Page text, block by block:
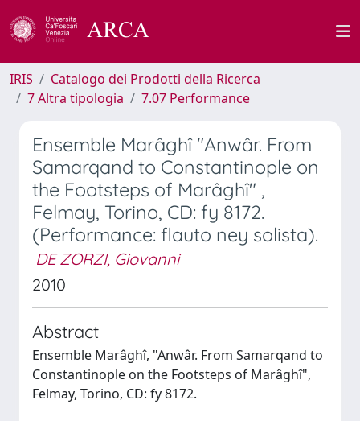
IRIS
Catalogo dei Prodotti della Ricerca
7 Altra tipologia
7.07 Performance
Ensemble Marâghî "Anwâr. From
Samarqand to Constantinople on
the Footsteps of Marâghî" ,
Felmay, Torino, CD: fy 8172.
(Performance: flauto ney solista).
DE ZORZI, Giovanni
2010
Abstract
Ensemble Marâghî, "Anwâr. From Samarqand to
Constantinople on the Footsteps of Marâghî",
Felmay, Torino, CD: fy 8172.